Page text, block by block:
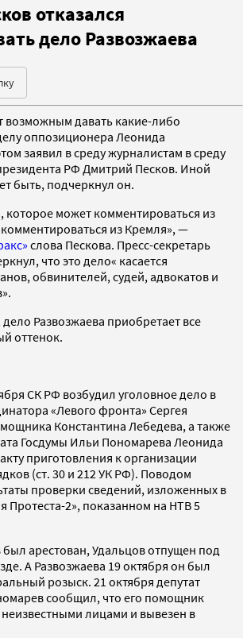
отказался
дело Развозжаева
возможным давать какие-либо
оппозиционера Леонида
заявил в среду журналистам в среду
РФ Дмитрий Песков. Иной
быть, подчеркнул он.
которое может комментироваться из
из Кремля», —
слова Пескова. Пресс-секретарь
что это дело« касается
обвинителей, судей, адвокатов и
Развозжаева приобретает все
оттенок.
СК РФ возбудил уголовное дело в
«Левого фронта» Сергея
Константина Лебедева, а также
Госдумы Ильи Пономарева Леонида
приготовления к организации
(ст. 30 и 212 УК РФ). Поводом
проверки сведений, изложенных в
Протеста-2», показанном на НТВ 5
арестован, Удальцов отпущен под
А Развозжаева 19 октября он был
розыск. 21 октября депутат
сообщил, что его помощник
лицами и вывезен в